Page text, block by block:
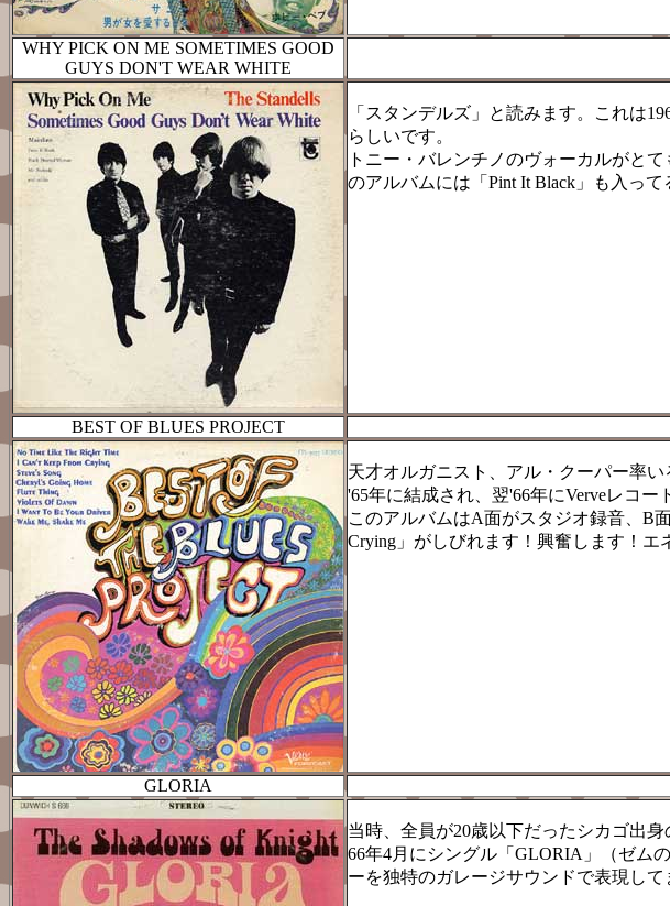
WHY PICK ON ME SOMETIMES GOOD
GUYS DON'T WEAR WHITE
「スタンデルズ」と読みます。これは
らしいです。
トニー・バレンチノのヴォーカルがと
のアルバムには「Pint It Black」も入っ
BEST OF BLUES PROJECT
天才オルガニスト、アル・クーパー率い
'65年に結成され、翌'66年にVerveレコ
このアルバムはA面がスタジオ録音、B
Crying」がしびれます！興奮します！エ
GLORIA
当時、全員が20歳以下だったシカゴ出身
66年4月にシングル「GLORIA」（ゼム
ーを独特のガレージサウンドで表現して